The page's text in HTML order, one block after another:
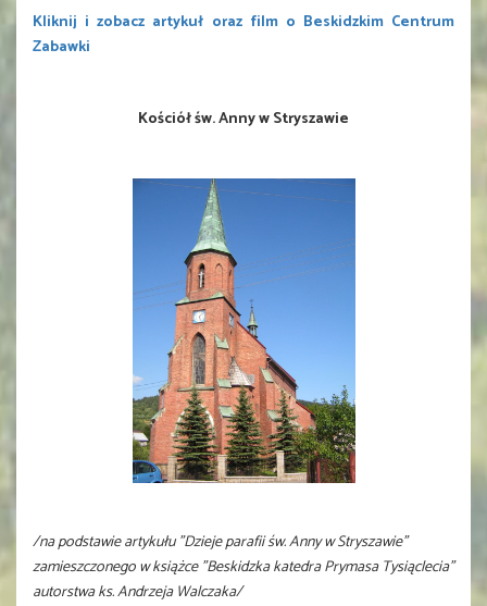
Kliknij i zobacz artykuł oraz film o Beskidzkim Centrum
Zabawki
Kościół św. Anny w Stryszawie
/na podstawie artykułu "Dzieje parafii św. Anny w Stryszawie"
zamieszczonego w książce "Beskidzka katedra Prymasa Tysiąclecia"
autorstwa ks. Andrzeja Walczaka/